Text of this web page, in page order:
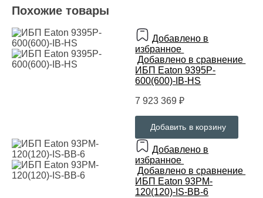
Похожие товары
Добавлено в
избранное
Добавлено в сравнение
ИБП Eaton 9395P-
600(600)-IB-HS
7 923 369 ₽
Добавить в корзину
Добавлено в
избранное
Добавлено в сравнение
ИБП Eaton 93PM-
120(120)-IS-BB-6